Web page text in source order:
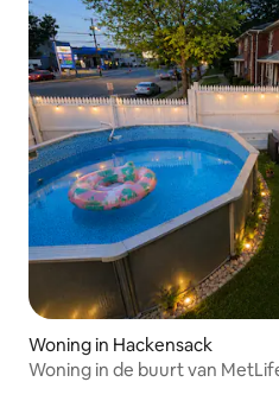
Woning in Hackensack
Woning in de buurt van